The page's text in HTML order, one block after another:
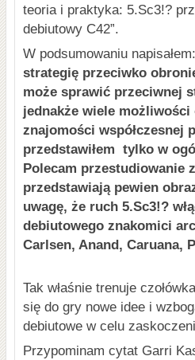
teoria i praktyka: 5.Sc3!?
debiutowy C42”.
W podsumowaniu
strategię przeciwko
może sprawić przeciwnej
jednakże wiele
znajomości współczesnej
przedstawiłem tylko w
Polecam przestudiowanie
przedstawiają pewien
uwagę, że ruch 5.Sc3!?
debiutowego znakomici
Carlsen, Anand, Caruana,
Tak właśnie trenuje
się do gry nowe idee i
debiutowe w celu
Przypominam cytat Garri